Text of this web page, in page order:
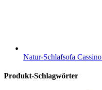
Natur-Schlafsofa Cassino
Produkt-Schlagwörter